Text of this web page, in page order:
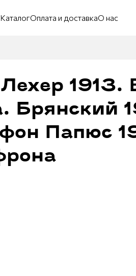
КаталогОплата и доставкаО нас
1913.
Брянский
Папюс